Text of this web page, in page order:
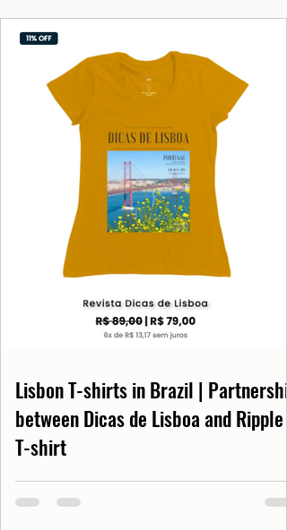
Lisbon T-shirts in Brazil | Partnership
between Dicas de Lisboa and Ripple
T-shirt